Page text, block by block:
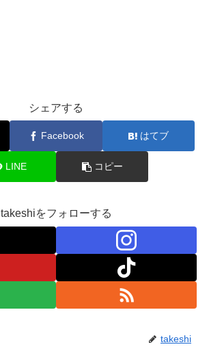
シェアする
Facebook はてブ
LINE コピー
takeshiをフォローする
takeshi